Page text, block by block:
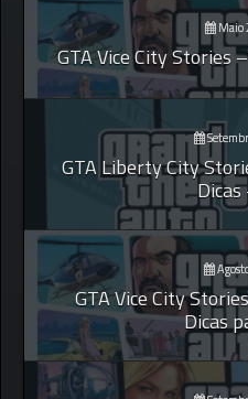
Maio
GTA Vice City Stories
GTA Liberty City
Dicas
GTA Vice City
Dicas